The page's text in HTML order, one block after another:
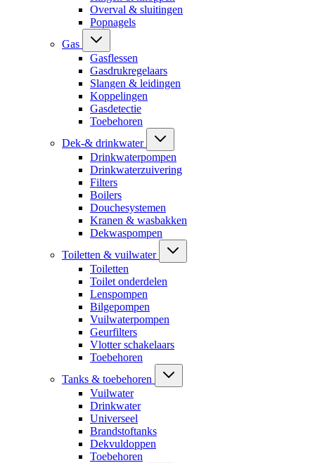
Overval & sluitingen
Popnagels
Gas
Gasflessen
Gasdrukregelaars
Slangen & leidingen
Koppelingen
Gasdetectie
Toebehoren
Dek-& drinkwater
Drinkwaterpompen
Drinkwaterzuivering
Filters
Boilers
Douchesystemen
Kranen & wasbakken
Dekwaspompen
Toiletten & vuilwater
Toiletten
Toilet onderdelen
Lenspompen
Bilgepompen
Vuilwaterpompen
Geurfilters
Vlotter schakelaars
Toebehoren
Tanks & toebehoren
Vuilwater
Drinkwater
Universeel
Brandstoftanks
Dekvuldoppen
Toebehoren